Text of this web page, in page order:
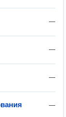
—
—
—
—